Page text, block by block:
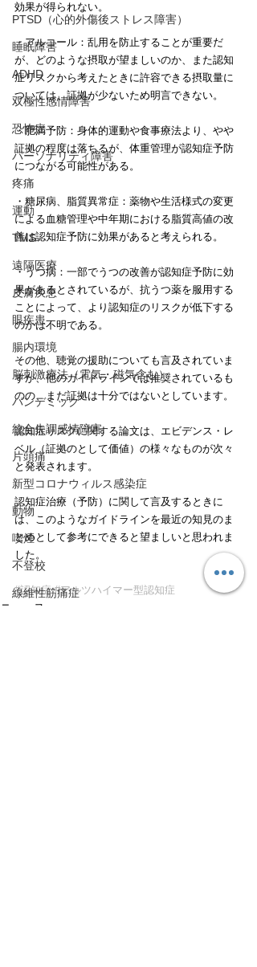
PTSD（心的外傷後ストレス障害）
睡眠障害
ADHD
双極性感情障害
恐怖症
パーソナリティ障害
疼痛
運動
TMS
遠隔医療
皮膚疾患
眼疾患
腸内環境
脳刺激療法（電気・磁気含む）
パンデミック
統合失調感情障害
片頭痛
新型コロナウィルス感染症
動物
喫煙
不登校
線維性筋痛症
効果が得られない。
・アルコール：乱用を防止することが重要だ
が、どのような摂取が望ましいのか、また認知
症リスクから考えたときに許容できる摂取量に
ついては、証拠が少ないため明言できない。
・肥満予防：身体的運動や食事療法より、やや
証拠の程度は落ちるが、体重管理が認知症予防
につながる可能性がある。
・糖尿病、脂質異常症：薬物や生活様式の変更
による血糖管理や中年期における脂質高値の改
善は認知症予防に効果があると考えられる。
・うつ病：一部でうつの改善が認知症予防に効
果があるとされているが、抗うつ薬を服用する
ことによって、より認知症のリスクが低下する
のかは不明である。
その他、聴覚の援助についても言及されていま
すが、他のガイドラインでは推奨されているも
のの、まだ証拠は十分ではないとしています。
認知症リスクに関する論文は、エビデンス・レ
ベル（証拠のとして価値）の様々なものが次々
と発表されます。
認知症治療（予防）に関して言及するときに
は、このようなガイドラインを最近の知見のま
とめとして参考にできると望ましいと思われま
した。
#認知症 #アルツハイマー型認知症
ニュース